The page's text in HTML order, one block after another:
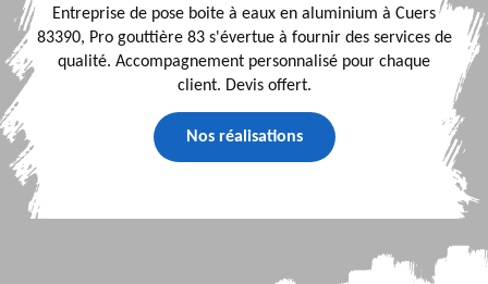
Entreprise de pose boite à eaux en aluminium à Cuers
83390, Pro gouttière 83 s'évertue à fournir des services de
qualité. Accompagnement personnalisé pour chaque
client. Devis offert.
Nos réalisations